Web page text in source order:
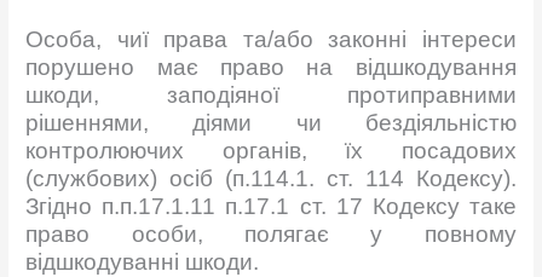
Особа, чиї права та/або законні інтереси
порушено має право на відшкодування
шкоди, заподіяної протиправними
рішеннями, діями чи бездіяльністю
контролюючих органів, їх посадових
(службових) осіб (п.114.1. ст. 114 Кодексу).
Згідно п.п.17.1.11 п.17.1 ст. 17 Кодексу таке
право особи, полягає у повному
відшкодуванні шкоди.